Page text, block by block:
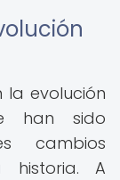
la evolución
han sido
cambios
A